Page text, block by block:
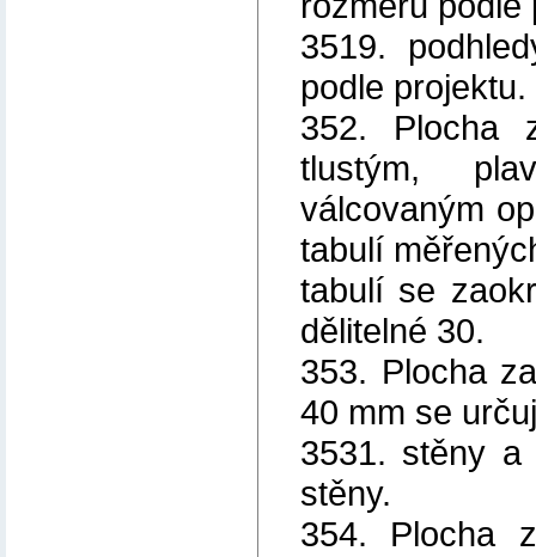
3519.
podle projektu.
352. Plocha
tlustým,
válcovaným
tabulí
tabulí se
dělitelné 30.
353. Plocha
40 mm se
3531. stěny
stěny.
354. Plocha